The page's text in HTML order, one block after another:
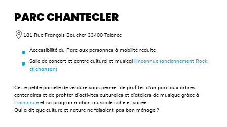
PARC CHANTECLER
181 Rue François Boucher 33400 Talence
Accessibilité du Parc aux personnes à mobilité réduite
Salle de concert et centre culturel et musical
l’Inconnue (anciennement Rock
et chanson)
Cette petite parcelle de verdure vous permet de profiter d’un parc aux arbres
centenaires et de profiter d’activités culturelles et d’ateliers de musique grâce à
L’inconnue et sa programmation musicale riche et variée.
Qui a dit que culture et nature ne faisaient pas bon ménage ?